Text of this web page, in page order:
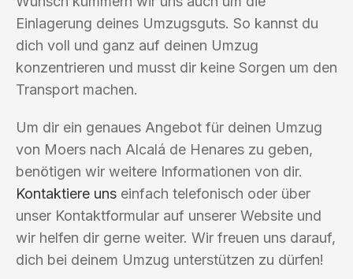
Einlagerung deines Umzugsguts. So kannst du
dich voll und ganz auf deinen Umzug
konzentrieren und musst dir keine Sorgen um den
Transport machen.
Um dir ein genaues Angebot für deinen Umzug
von Moers nach Alcalá de Henares zu geben,
benötigen wir weitere Informationen von dir.
Kontaktiere uns einfach telefonisch oder über
unser Kontaktformular auf unserer Website und
wir helfen dir gerne weiter. Wir freuen uns darauf,
dich bei deinem Umzug unterstützen zu dürfen!